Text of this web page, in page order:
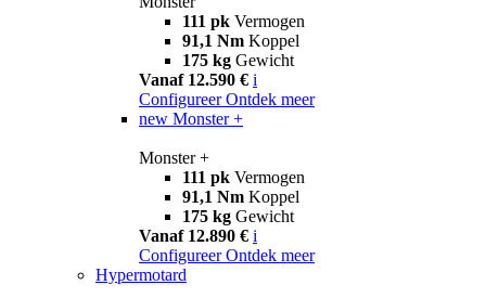
111 pk Vermogen
91,1 Nm Koppel
175 kg Gewicht
Vanaf 12.590 € i
Configureer Ontdek meer
new Monster +
Monster +
111 pk Vermogen
91,1 Nm Koppel
175 kg Gewicht
Vanaf 12.890 € i
Configureer Ontdek meer
Hypermotard